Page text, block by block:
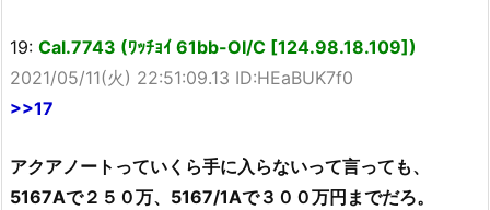
19: Cal.7743 (ﾜｯﾁｮｲ 61bb-OI/C [124.98.18.109])
2021/05/11(火) 22:51:09.13 ID:HEaBUK7f0
>>17
アクアノートっていくら手に入らないって言っても、
5167Aで２５０万、5167/1Aで３００万円までだろ。